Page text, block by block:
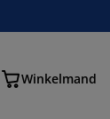
Winkelmand